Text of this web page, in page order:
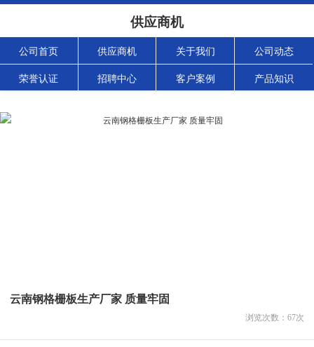
供应商机
公司首页 供应商机 关于我们 公司动态
荣誉认证 招聘中心 客户案例 产品知识
云南钢格栅板生产厂家 质量牢固
浏览次数： 67次